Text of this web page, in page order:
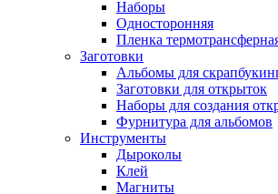
Наборы
Односторонняя
Пленка
Заготовки
Альбомы для
Заготовки для открыток
Наборы для создания
Фурнитура для альбомов
Инструменты
Дыроколы
Клей
Магниты